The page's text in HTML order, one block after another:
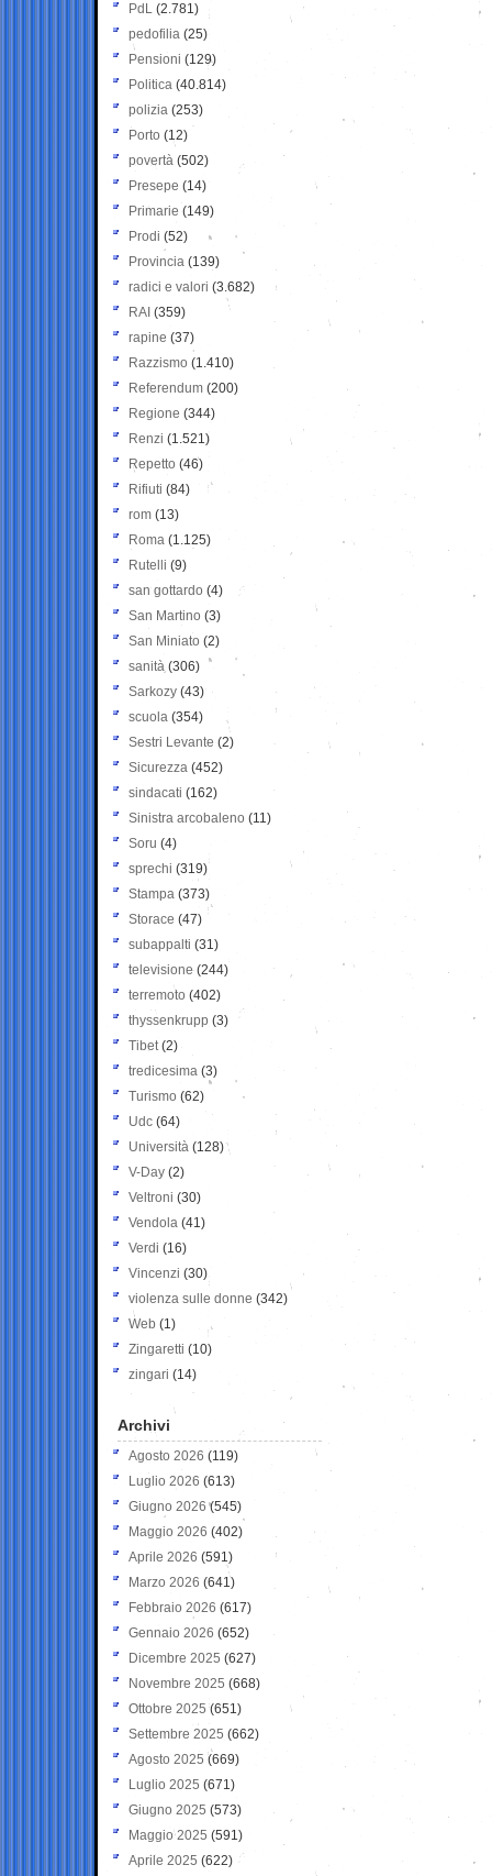
PdL (2.781)
pedofilia (25)
Pensioni (129)
Politica (40.814)
polizia (253)
Porto (12)
povertà (502)
Presepe (14)
Primarie (149)
Prodi (52)
Provincia (139)
radici e valori (3.682)
RAI (359)
rapine (37)
Razzismo (1.410)
Referendum (200)
Regione (344)
Renzi (1.521)
Repetto (46)
Rifiuti (84)
rom (13)
Roma (1.125)
Rutelli (9)
san gottardo (4)
San Martino (3)
San Miniato (2)
sanità (306)
Sarkozy (43)
scuola (354)
Sestri Levante (2)
Sicurezza (452)
sindacati (162)
Sinistra arcobaleno (11)
Soru (4)
sprechi (319)
Stampa (373)
Storace (47)
subappalti (31)
televisione(244)
terremoto (402)
thyssenkrupp (3)
Tibet(2)
tredicesima (3)
Turismo (62)
Udc (64)
Università (128)
V-Day (2)
Veltroni (30)
Vendola (41)
Verdi (16)
Vincenzi (30)
violenza sulle donne (342)
Web (1)
Zingaretti (10)
zingari (14)
Archivi
Agosto 2026 (119)
Luglio 2026 (613)
Giugno 2026 (545)
Maggio 2026 (402)
Aprile 2026 (591)
Marzo 2026 (641)
Febbraio 2026 (617)
Gennaio 2026 (652)
Dicembre 2025 (627)
Novembre 2025 (668)
Ottobre 2025 (651)
Settembre 2025 (662)
Agosto 2025 (669)
Luglio 2025 (671)
Giugno 2025 (573)
Maggio 2025 (591)
Aprile 2025 (622)